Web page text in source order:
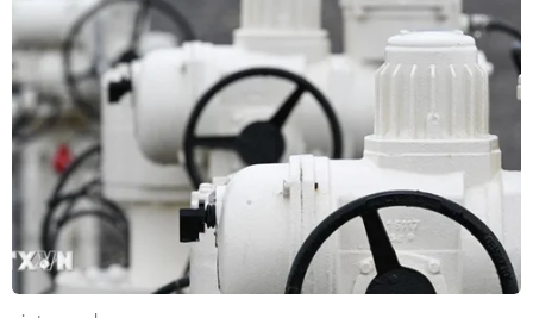
10/02/2022 07:54
Phó Thủ tướng Lê Văn Thành vừa ký Quyết định số
150/QĐ-TTg phê duyệt Chiến lược phát triển nông
nghiệp và nông thôn bền vững giai đoạn 2021-2030,
tầm nhìn đến năm 2050.